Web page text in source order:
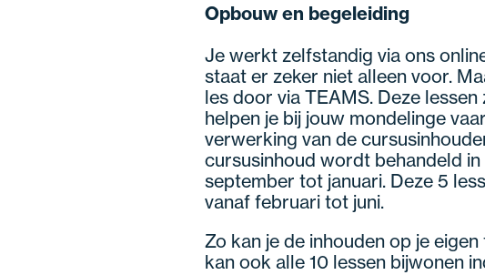
Opbouw en begeleiding
Je werkt zelfstandig via ons
staat er zeker niet alleen voor.
les door via TEAMS. Deze lessen
helpen je bij jouw mondelinge
verwerking van de
cursusinhoud wordt behandeld
september tot januari. Deze 5
vanaf februari tot juni.
Zo kan je de inhouden op je
kan ook alle 10 lessen bijwonen